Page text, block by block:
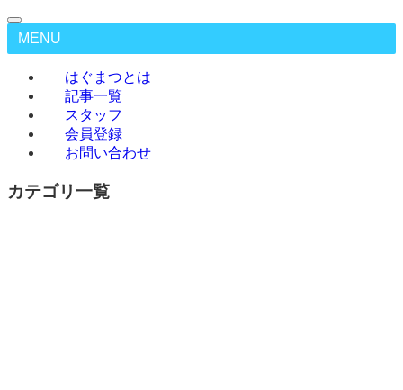
MENU
はぐまつとは
記事一覧
スタッフ
会員登録
お問い合わせ
カテゴリ一覧